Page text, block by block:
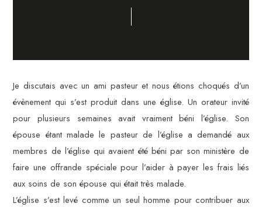
Je discutais avec un ami pasteur et nous étions choqués d’un
évènement qui s’est produit dans une église. Un orateur invité
pour plusieurs semaines avait vraiment béni l’église. Son
épouse étant malade le pasteur de l’église a demandé aux
membres de l’église qui avaient été béni par son ministère de
faire une offrande spéciale pour l’aider à payer les frais liés
aux soins de son épouse qui était très malade.
L’église s’est levé comme un seul homme pour contribuer aux